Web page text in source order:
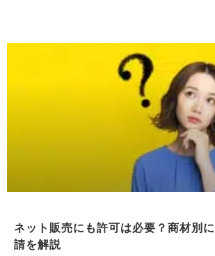
ネット販売にも許可は必要？商材別
請を解説